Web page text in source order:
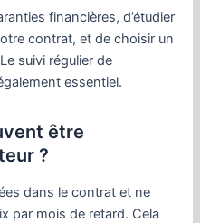
financières, d’étudier
contrat, et de choisir un
suivi régulier de
essentiel.
être
?
dans le contrat et ne
par mois de retard. Cela